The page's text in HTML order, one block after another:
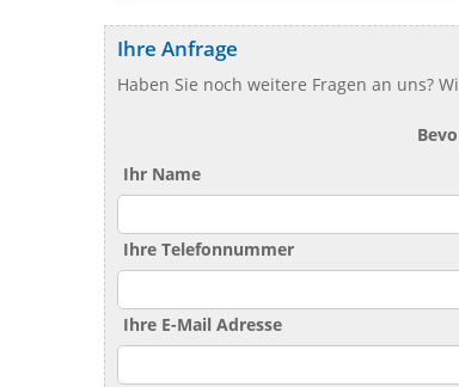
Ihre Anfrage
Haben Sie noch weitere Fragen an uns?
Ihr Name
Ihre Telefonnummer
Ihre E-Mail Adresse